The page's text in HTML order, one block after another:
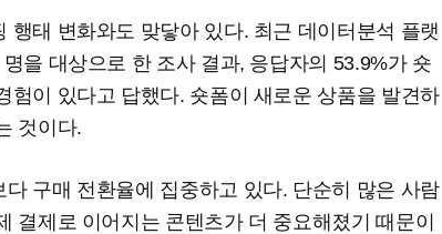
행태 변화와도 맞닿아 있다. 최근 데이터분석 플랫
을 대상으로 한 조사 결과, 응답자의 53.9%가 숏
험이 있다고 답했다. 숏폼이 새로운 상품을 발견하
것이다.
구매 전환율에 집중하고 있다. 단순히 많은 사람
결제로 이어지는 콘텐츠가 더 중요해졌기 때문이